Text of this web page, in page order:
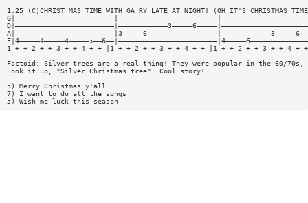
1:25 (C)CHRIST MAS TIME WITH GA RY LATE AT NIGHT! (OH IT'S CHRISTMAS
1 + + 2 + + 3 + + 4 + + |1 + + 2 + + 3 + + 4 + + |1 + + 2 + + 3 + + 4 +
Factoid: Silver trees are a real thing! They were popular in the 60/
Look it up, "Silver Christmas tree". Cool story!
5) Merry Christmas y'all
7) I want to do all the songs
5) Wish me luck this season